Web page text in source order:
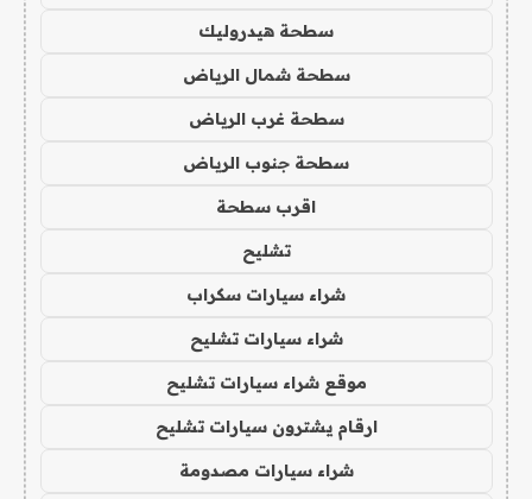
سطحة هيدروليك
سطحة شمال الرياض
سطحة غرب الرياض
سطحة جنوب الرياض
اقرب سطحة
تشليح
شراء سيارات سكراب
شراء سيارات تشليح
موقع شراء سيارات تشليح
ارقام يشترون سيارات تشليح
شراء سيارات مصدومة